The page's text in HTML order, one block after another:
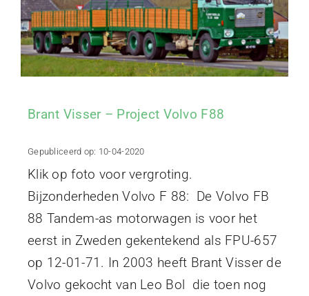
Brant Visser – Project Volvo F88
Gepubliceerd op: 10-04-2020
Klik op foto voor vergroting.
Bijzonderheden Volvo F 88: De Volvo FB
88 Tandem-as motorwagen is voor het
eerst in Zweden gekentekend als FPU-657
op 12-01-71. In 2003 heeft Brant Visser de
Volvo gekocht van Leo Bol die toen nog